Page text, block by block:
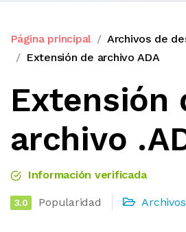
Página principal
Archivos de
Extensión de archivo ADA
Extensión
archivo
Información verificada
3.0 Popularidad